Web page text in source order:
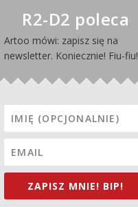
R2-D2 poleca
Artoo mówi: zapisz się na
newsletter. Koniecznie! Fiu-fiu!
ZAPISZ MNIE! BIP!